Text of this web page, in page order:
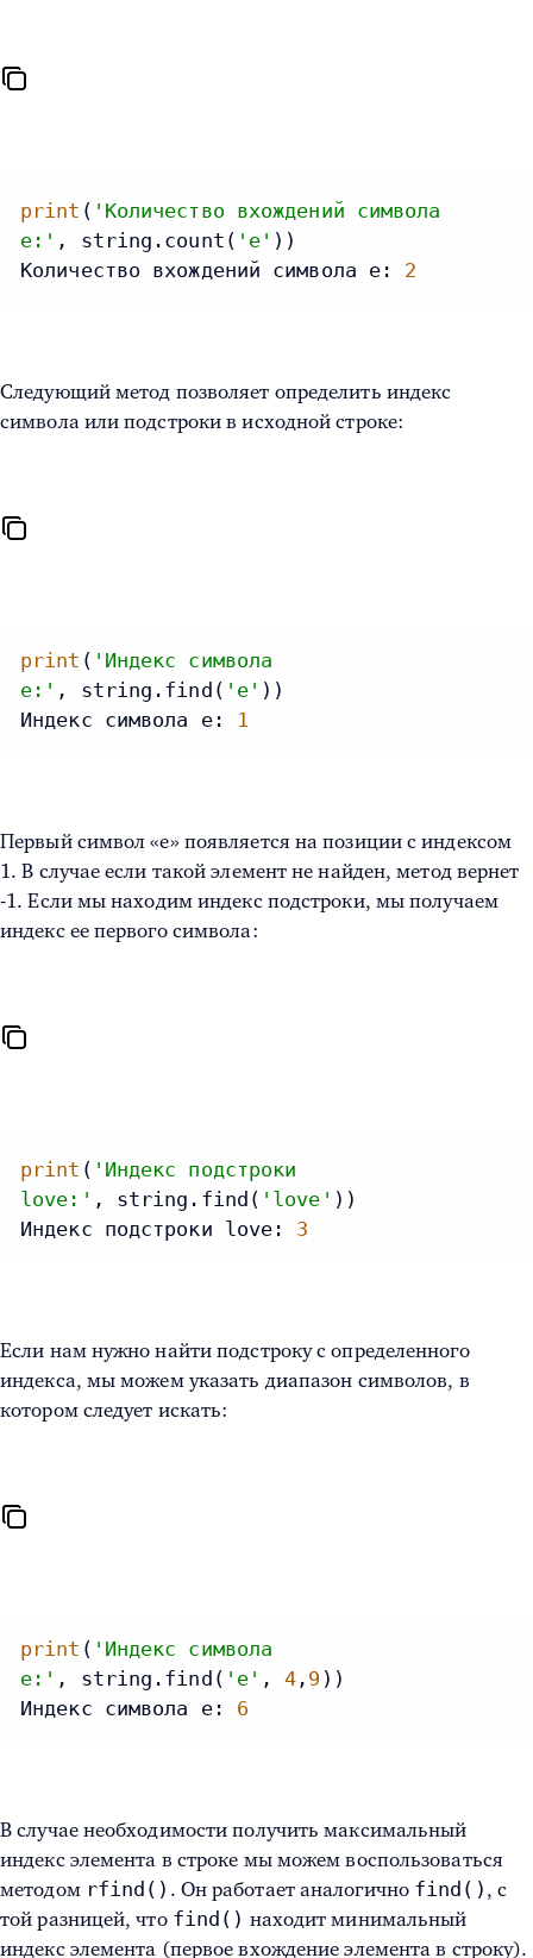
print ( 'Количество вхождений символа
e:' , string.count( 'e' ))
Количество вхождений символа e: 2
Следующий метод позволяет определить индекс
символа или подстроки в исходной строке:
print ( 'Индекс символа
e:' , string.find( 'e' ))
Индекс символа e:
1
Первый символ «e» появляется на позиции с индексом
1. В случае если такой элемент не найден, метод вернет
-1. Если мы находим индекс подстроки, мы получаем
индекс ее первого символа:
print ( 'Индекс подстроки
love:' , string.find( 'love' ))
Индекс подстроки love: 3
Если нам нужно найти подстроку с определенного
индекса, мы можем указать диапазон символов, в
котором следует искать:
print ( 'Индекс символа
e:' , string.find( 'e' , 4 , 9 ))
Индекс символа e: 6
В случае необходимости получить максимальный
индекс элемента в строке мы можем воспользоваться
методом rfind() . Он работает аналогично find() , с
той разницей, что find() находит минимальный
индекс элемента (первое вхождение элемента в строку).